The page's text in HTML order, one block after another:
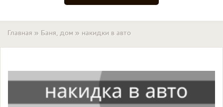
Вы здесь
Главная » Баня, дом » накидки в авто